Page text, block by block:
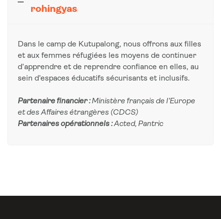
rohingyas
Dans le camp de Kutupalong, nous offrons aux filles
et aux femmes réfugiées les moyens de continuer
d’apprendre et de reprendre confiance en elles, au
sein d’espaces éducatifs sécurisants et inclusifs.
Partenaire financier:Ministère français de l’Europe
et des Affaires étrangères (CDCS)
Partenairesopérationnels:Acted, Pantric